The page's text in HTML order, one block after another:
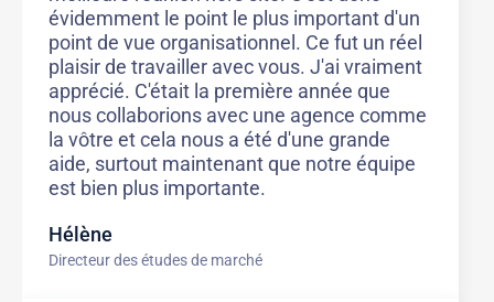
évidemment le point le plus important d'un
point de vue organisationnel. Ce fut un réel
plaisir de travailler avec vous. J'ai vraiment
apprécié. C'était la première année que
nous collaborions avec une agence comme
la vôtre et cela nous a été d'une grande
aide, surtout maintenant que notre équipe
est bien plus importante.
Hélène
Directeur des études de marché